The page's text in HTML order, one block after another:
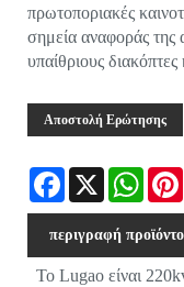
πρωτοποριακές
σημεία αναφοράς της
υπαίθριους
Αποστολή Ερώτησης
Facebook
X
περιγραφή
Το Lugao είναι